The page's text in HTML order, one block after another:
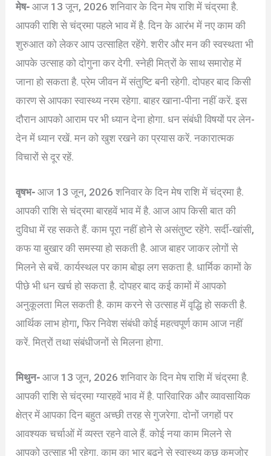
मेष- आज 13 जून, 2026 शनिवार के दिन मेष राशि में चंद्रमा है.
आपकी राशि से चंद्रमा पहले भाव में है. दिन के आरंभ में नए काम की
शुरुआत को लेकर आप उत्साहित रहेंगे. शरीर और मन की स्वस्थता भी
आपके उत्साह को दोगुना कर देगी. स्नेही मित्रों के साथ समारोह में
जाना हो सकता है. प्रेम जीवन में संतुष्टि बनी रहेगी. दोपहर बाद किसी
कारण से आपका स्वास्थ्य नरम रहेगा. बाहर खाना-पीना नहीं करें. इस
दौरान आपको आराम पर भी ध्यान देना होगा. धन संबंधी विषयों पर लेन-
देन में ध्यान रखें. मन को खुश रखने का प्रयास करें. नकारात्मक
विचारों से दूर रहें.
वृषभ- आज 13 जून, 2026 शनिवार के दिन मेष राशि में चंद्रमा है.
आपकी राशि से चंद्रमा बारहवें भाव में है. आज आप किसी बात की
दुविधा में रह सकते हैं. काम पूरा नहीं होने से असंतुष्ट रहेंगे. सर्दी-खांसी,
कफ या बुखार की समस्या हो सकती है. आज बाहर जाकर लोगों से
मिलने से बचें. कार्यस्थल पर काम बोझ लग सकता है. धार्मिक कामों के
पीछे भी धन खर्च हो सकता है. दोपहर बाद कई कामों में आपको
अनुकूलता मिल सकती है. काम करने से उत्साह में वृद्धि हो सकती है.
आर्थिक लाभ होगा, फिर निवेश संबंधी कोई महत्वपूर्ण काम आज नहीं
करें. मित्रों तथा संबंधीजनों से मिलना होगा.
मिथुन- आज 13 जून, 2026 शनिवार के दिन मेष राशि में चंद्रमा है.
आपकी राशि से चंद्रमा ग्यारहवें भाव में है. पारिवारिक और व्यावसायिक
क्षेत्र में आपका दिन बहुत अच्छी तरह से गुजरेगा. दोनों जगहों पर
आवश्यक चर्चाओं में व्यस्त रहने वाले हैं. कोई नया काम मिलने से
आपको उत्साह भी रहेगा. काम का भार बढ़ने से स्वास्थ्य कुछ कमजोर